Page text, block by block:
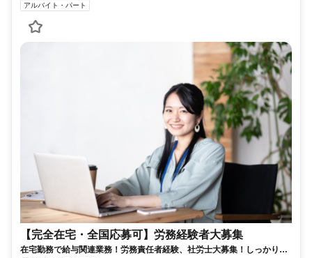
アルバイト・パート
【完全在宅・全国応募可】労務経験者大募集
在宅勤務で給与関連業務！労務責任者経験、社労士大募集！しっかり稼